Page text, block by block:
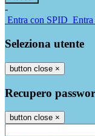
-
Entra con SPID
Seleziona utente
button close ×
Recupero
button close ×